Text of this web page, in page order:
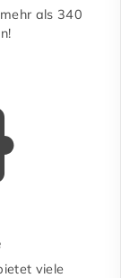
als 340
viele